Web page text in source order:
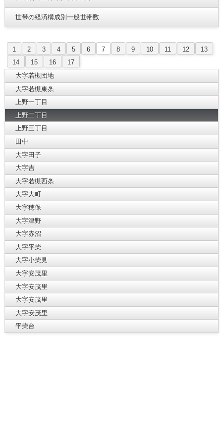
世帯の経済構成別一般世帯数
1 2 3 4 5 6 7 8 9 10 11 12
13
14
15 16
17
大字若槻団地
大字若槻東条
上野一丁目
上野二丁目
上野三丁目
田中
大字田子
大字吉
大字若槻西条
大字大町
大字穂保
大字津野
大字赤沼
大字平柴
大字小柴見
大字安茂里
大字安茂里
大字安茂里
大字安茂里
平柴台